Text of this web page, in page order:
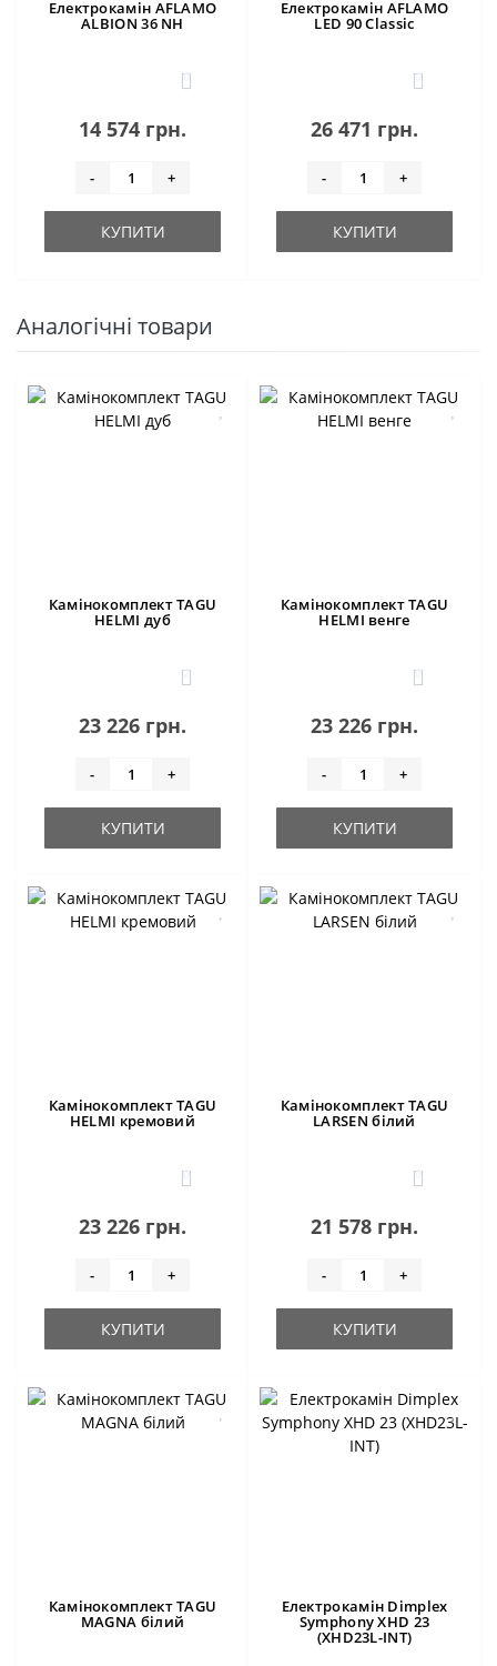
Електрокамін AFLAMO
ALBION 36 NH
0
14 574 грн.
- +
КУПИТИ
Електрокамін AFLAMO
LED 90 Classic
0
26 471 грн.
- +
КУПИТИ
Аналогічні товари
Камінокомплект TAGU
HELMI дуб
2
23 226 грн.
- +
КУПИТИ
Камінокомплект TAGU
HELMI венге
0
23 226 грн.
- +
КУПИТИ
Камінокомплект TAGU
HELMI кремовий
0
23 226 грн.
- +
КУПИТИ
Камінокомплект TAGU
LARSEN білий
0
21 578 грн.
- +
КУПИТИ
Камінокомплект TAGU
MAGNA білий
Електрокамін Dimplex
Symphony XHD 23
(XHD23L-INT)